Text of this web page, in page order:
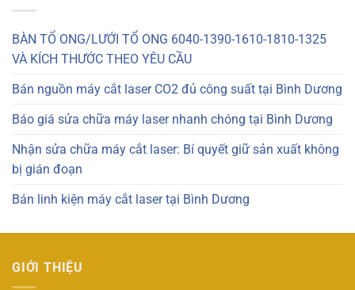
BÀN TỔ ONG/LƯỚI TỔ ONG 6040-1390-1610-1810-1325
VÀ KÍCH THƯỚC THEO YÊU CẦU
Bán nguồn máy cắt laser CO2 đủ công suất tại Bình Dương
Báo giá sửa chữa máy laser nhanh chóng tại Bình Dương
Nhận sửa chữa máy cắt laser: Bí quyết giữ sản xuất không
bị gián đoạn
Bán linh kiện máy cắt laser tại Bình Dương
GIỚI THIỆU